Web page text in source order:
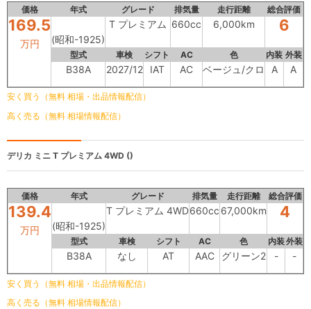
価格 年式 グレード 排気量 走行距離 総合評価
169.5
万円 (昭和-1925)
T プレミアム 660cc 6,000km 6
型式 車検 シフト AC 色 内装 外装
B38A 2027/12 IAT AC ベージュ/クロ A A
安く買う（無料 相場・出品情報配信）
高く売る（無料 相場情報配信）
デリカ ミニ T プレミアム 4WD ()
価格 年式 グレード 排気量 走行距離 総合評価
139.4
万円 (昭和-1925)
T プレミアム 4WD660cc 67,000km 4
型式 車検 シフト AC 色 内装外装
B38A なし AT AAC グリーン2 - -
安く買う（無料 相場・出品情報配信）
高く売る（無料 相場情報配信）